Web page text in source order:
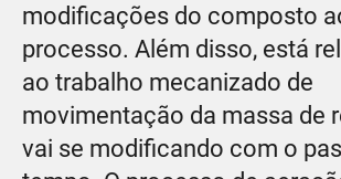
modificações do composto
processo. Além disso, está
ao trabalho mecanizado de
movimentação da massa de
vai se modificando com o